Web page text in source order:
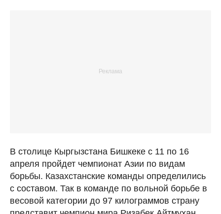
В столице Кыргызстана Бишкеке с 11 по 16
апреля пройдет чемпионат Азии по видам
борьбы. Казахстанские команды определились
с составом. Так в команде по вольной борьбе в
весовой категории до 97 килограммов страну